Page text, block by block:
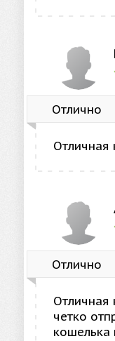
Отлично
Отличная
Отлично
Отличная
четко
кошелька